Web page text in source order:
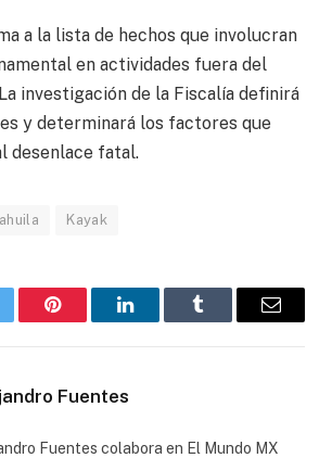
a la lista de hechos que involucran
en actividades fuera del
investigación de la Fiscalía definirá
y determinará los factores que
desenlace fatal.
Kayak
Pinterest LinkedInTumblr
Correo
Fuentes
Fuentes colabora en El Mundo MX